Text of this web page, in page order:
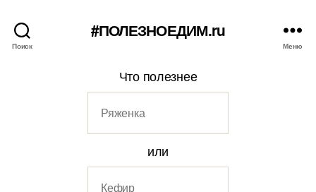
Поиск
#ПОЛЕЗНОЕДИМ.ru
Меню
Что полезнее
или